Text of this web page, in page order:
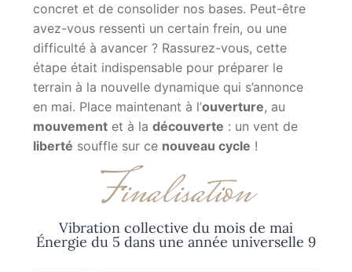
concret et de consolider nos bases. Peut-être
avez-vous ressenti un certain frein, ou une
difficulté à avancer ? Rassurez-vous, cette
étape était indispensable pour préparer le
terrain à la nouvelle dynamique qui s’annonce
en mai. Place maintenant à l’ouverture, au
mouvement et à la découverte : un vent de
liberté souffle sur ce nouveau cycle !
Finalisation
Vibration collective du mois de mai
Énergie du 5 dans une année universelle 9